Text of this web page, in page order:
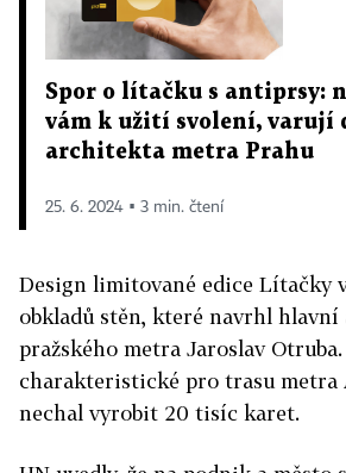
Spor o lítačku s antiprsy:
vám k užití svolení, varují
architekta metra Prahu
25. 6. 2024 ▪ 3 min. čtení
Design limitované edice Lítačky
obkladů stěn, které navrhl
pražského metra Jaroslav
charakteristické pro trasu metra
nechal vyrobit 20 tisíc karet.